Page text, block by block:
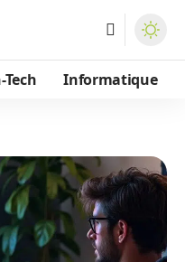
Tech Informatique